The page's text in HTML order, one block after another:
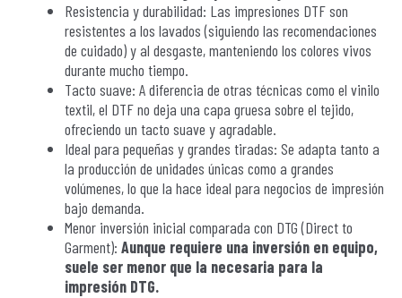
Resistencia y durabilidad: Las impresiones DTF son
resistentes a los lavados (siguiendo las recomendaciones
de cuidado) y al desgaste, manteniendo los colores vivos
durante mucho tiempo.
Tacto suave: A diferencia de otras técnicas como el vinilo
textil, el DTF no deja una capa gruesa sobre el tejido,
ofreciendo un tacto suave y agradable.
Ideal para pequeñas y grandes tiradas: Se adapta tanto a
la producción de unidades únicas como a grandes
volúmenes, lo que la hace ideal para negocios de impresión
bajo demanda.
Menor inversión inicial comparada con DTG (Direct to
Garment): Aunque requiere una inversión en equipo,
suele ser menor que la necesaria para la
impresión DTG.